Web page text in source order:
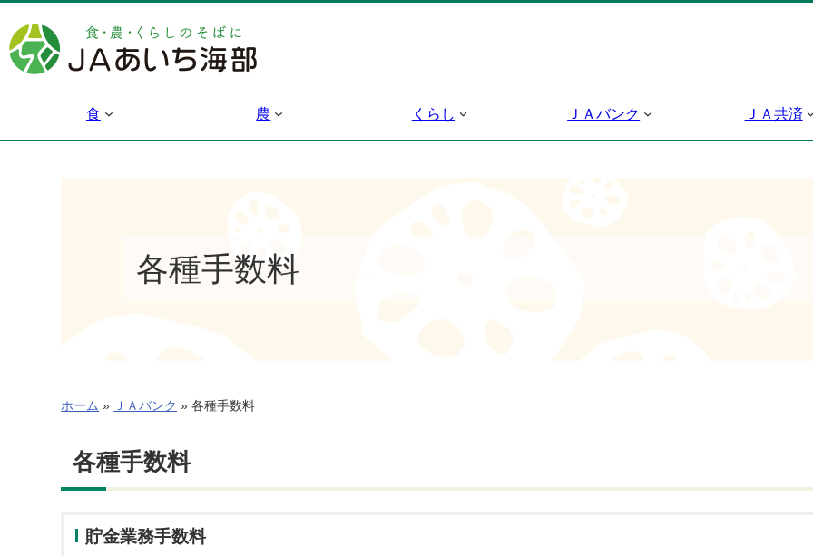
容
を
食 農 くらし ＪＡバンク ＪＡ共済
各種手数料
ホーム » ＪＡバンク » 各種手数料
各種手数料
貯金業務手数料